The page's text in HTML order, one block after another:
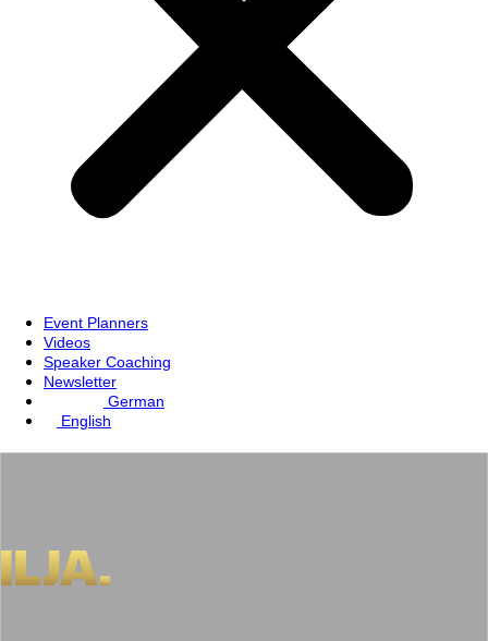
Event Planners
Videos
Speaker Coaching
Newsletter
German
English